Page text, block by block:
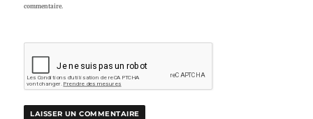
commentaire.